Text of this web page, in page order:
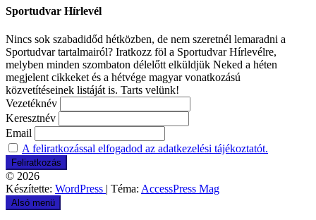
Sportudvar Hírlevél
Nincs sok szabadidőd hétközben, de nem szeretnél lemaradni a
Sportudvar tartalmairól? Iratkozz föl a Sportudvar Hírlevélre,
melyben minden szombaton délelőtt elküldjük Neked a héten
megjelent cikkeket és a hétvége magyar vonatkozású
közvetítéseinek listáját is. Tarts velünk!
Vezetéknév
Keresztnév
Email
A feliratkozással elfogadod az adatkezelési tájékoztatót.
© 2026
Készítette: WordPress | Téma: AccessPress Mag
Alsó menü